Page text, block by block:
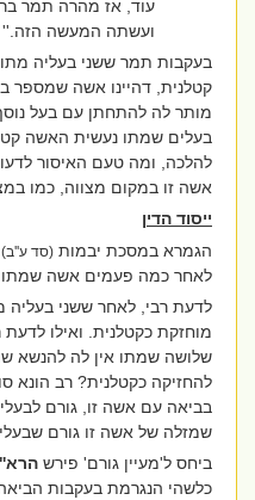
עוד, אז מהרה תמר
ועשתה המעשה הזה.''
בעקבות תמר ששני בעליה מתו,
קטלנית, דהיינו אשה שמספר
מותר לה להתחתן עם בעל
בעלים שמתו נעשית האשה
להלכה, ומה טעם האיסור
אשה זו במקום מצווה, כמו
ייסוד הדין
הגמרא במסכת יבמות(סד ע''ב)
לאחר כמה פעמים אשה שמתו
לדעת רבי, לאחר ששני בעליה
מוחזקת כקטלנית. ואילו לדעת
שלושה שמתו אין לה להנשא
להחזיקה כקטלנית? רב הונא
בביאה עם אשה זו, גורם
שמזלה של אשה זו גורם שבעליה
ביחס ל'מעיין גורם' פירשהרא''ש
כלשהי הנגרמת בעקבות הביאה.